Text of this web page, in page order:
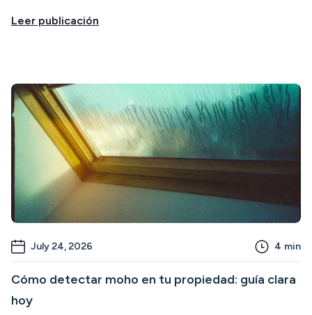
Leer publicación
July 24, 2026 4 min
Cómo detectar moho en tu propiedad: guía clara
hoy